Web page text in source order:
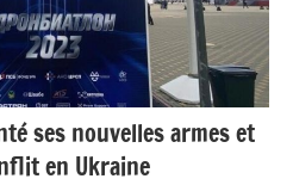
ses nouvelles armes et
en Ukraine